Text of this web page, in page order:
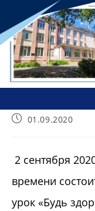
содержимому
Запись01.09.2020
2 сентября
времени
урок «Будь